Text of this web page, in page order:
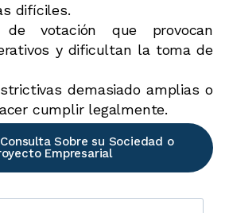
difíciles.
de votación que provocan
y dificultan la toma de
demasiado amplias o
cumplir legalmente.
Sobre su Sociedad o
Empresarial